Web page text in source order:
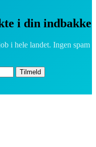
i din indbakke
i hele landet. Ingen spam
Tilmeld